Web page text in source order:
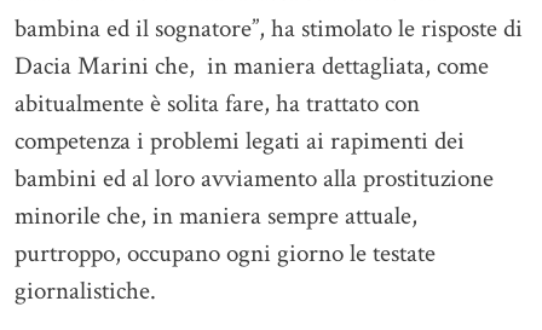
bambina ed il sognatore”, ha stimolato le risposte di
Dacia Marini che, in maniera dettagliata, come
abitualmente è solita fare, ha trattato con
competenza i problemi legati ai rapimenti dei
bambini ed al loro avviamento alla prostituzione
minorile che, in maniera sempre attuale,
purtroppo, occupano ogni giorno le testate
giornalistiche.